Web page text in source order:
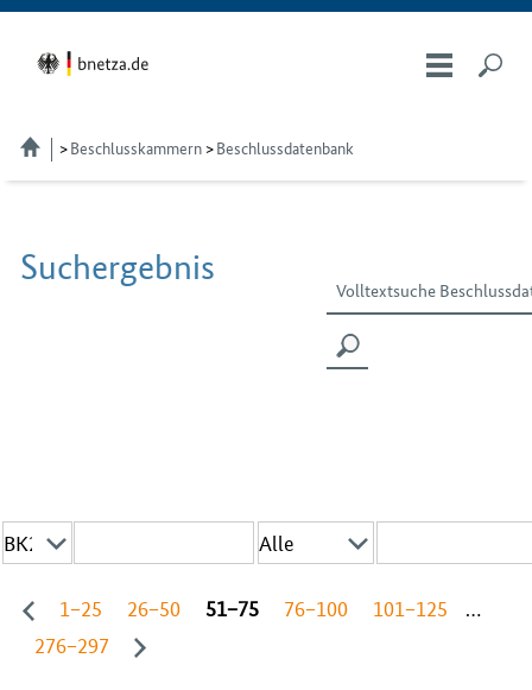
Beschlusskammern Beschlussdatenbank
Suchergebnis
1−25 26−50 51−75 76−100 101−125
…
276−297